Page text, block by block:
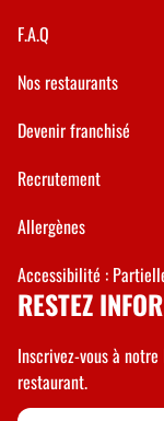
F.A.Q
Nos restaurants
Devenir franchisé
Recrutement
Allergènes
Accessibilité :
RESTEZ
Inscrivez-vous à
restaurant.